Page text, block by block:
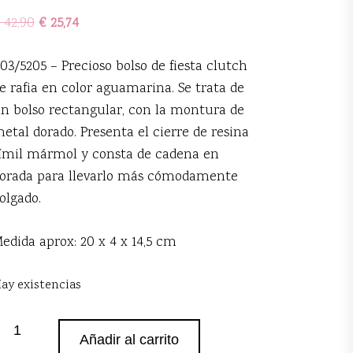
42,90 €25,74
5205 – Precioso bolso de fiesta clutch
rafia en color aguamarina. Se trata de
bolso rectangular, con la montura de
dorado. Presenta el cierre de resina
mármol y consta de cadena en
para llevarlo más cómodamente
aprox: 20 x 4 x 14,5 cm
existencias
Añadir al carrito